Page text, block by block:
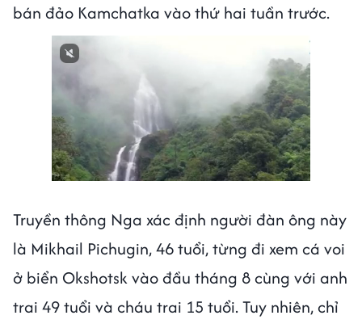
bán đảo Kamchatka vào thứ hai tuần trước.
Truyền thông Nga xác định người đàn ông này
là Mikhail Pichugin, 46 tuổi, từng đi xem cá voi
ở biển Okshotsk vào đầu tháng 8 cùng với anh
trai 49 tuổi và cháu trai 15 tuổi. Tuy nhiên, chỉ